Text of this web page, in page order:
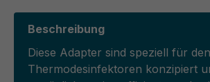
Beschreibung
Diese Adapter sind speziell für
Thermodesinfektoren konzipiert